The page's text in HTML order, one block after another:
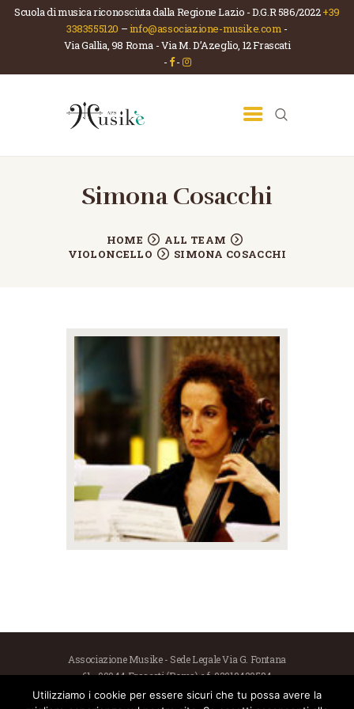
Scuola di musica riconosciuta dalla Regione Lazio - D.G.R 586/2022+39
3383555120 –info@associazione-musike.com -
Via Gallia, 98 Roma - Via M. D’Azeglio, 12 Frascati
- -
Simona Cosacchi
HOME
ALL TEAM
VIOLONCELLO
SIMONA COSACCHI
ASSOCIAZIONE MUSIKÈ
Scuola di musica e teatro
HOME
CHI SIAMO
CORSI
CONTATTI
Associazione Musike - Sede Legale Via G. Fontana
61 - 00044 Frascati (Roma) c.f. 92019420584
Utilizziamo i cookie per essere sicuri che tu possa avere la